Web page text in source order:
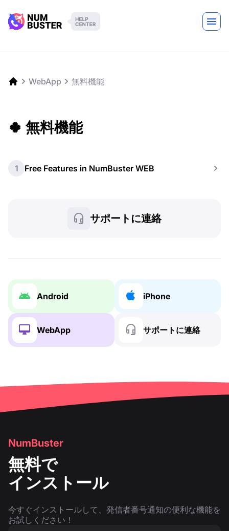
WebApp 無料機能
🍀 無料機能
1 Free Features in NumBuster WEB
サポートに連絡
Android iPhone
WebApp サポートに連絡
NumBuster
無料で
インストール
今すぐインストールして、発信者番号通知の便利な機能を
お試しください！